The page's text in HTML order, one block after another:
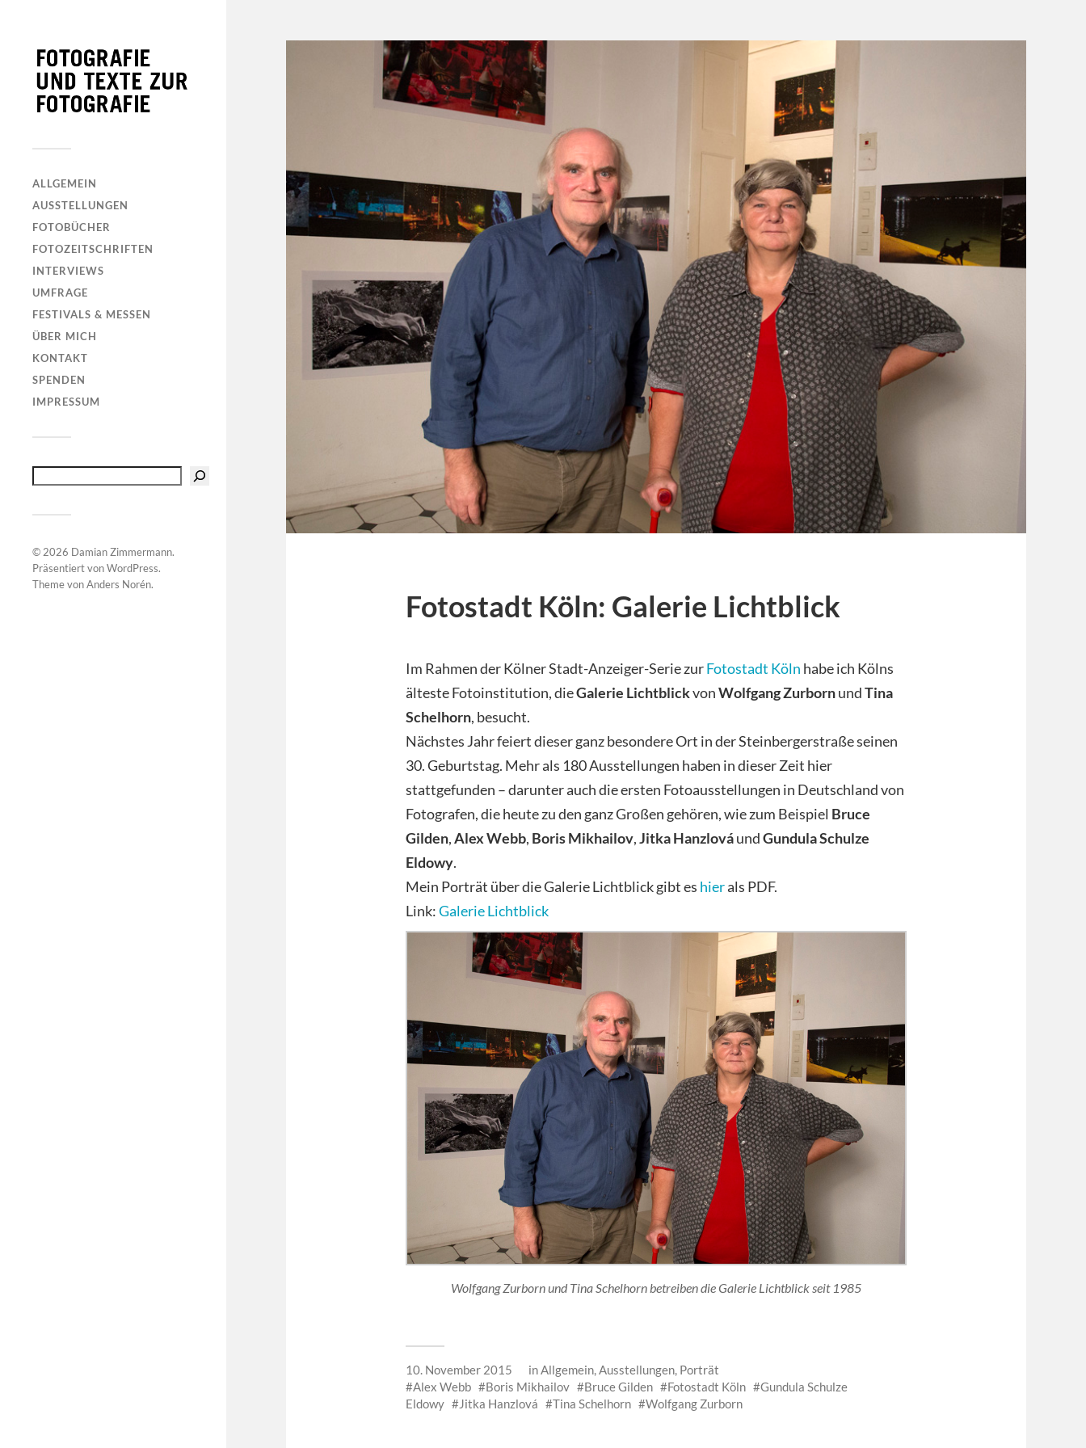
ALLGEMEIN
AUSSTELLUNGEN
FOTOBÜCHER
FOTOZEITSCHRIFTEN
INTERVIEWS
UMFRAGE
FESTIVALS & MESSEN
ÜBER MICH
KONTAKT
SPENDEN
IMPRESSUM
© 2026 Damian Zimmermann.
Präsentiert vonWordPress.
Theme vonAnders Norén.
Fotostadt Köln: Galerie Lichtblick
Im Rahmen der Kölner Stadt-Anzeiger-Serie zurFotostadt Köln habe ich Kölns
älteste Fotoinstitution, dieGalerie LichtblickvonWolfgang ZurbornundTina
Schelhorn, besucht.
Nächstes Jahr feiert dieser ganz besondere Ort in der Steinbergerstraße seinen
30. Geburtstag. Mehr als 180 Ausstellungen haben in dieser Zeit hier
stattgefunden – darunter auch die ersten Fotoausstellungen in Deutschland von
Fotografen, die heute zu den ganz Großen gehören, wie zum Beispiel Bruce
Gilden,Alex Webb, Boris Mikhailov,Jitka HanzlováundGundula Schulze
Eldowy.
Mein Porträt über die Galerie Lichtblick gibt es hierals PDF.
Link:Galerie Lichtblick
Wolfgang Zurborn und Tina Schelhorn betreiben die Galerie Lichtblick seit 1985
10. November 2015 inAllgemein,Ausstellungen, Porträt
Alex Webb
Boris Mikhailov Bruce Gilden Fotostadt Köln
Gundula Schulze
Eldowy
Jitka Hanzlová Tina Schelhorn Wolfgang Zurborn